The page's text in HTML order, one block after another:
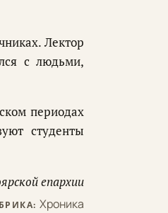
Лектор
с людьми,
периодах
студенты
епархии
Хроника